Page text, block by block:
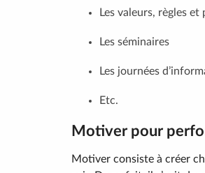
Les valeurs, règles
Les séminaires
Les journées
Etc.
Motiver pour
Motiver consiste à créer